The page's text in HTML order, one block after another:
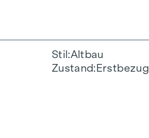
Stil Altbau
Zustand Erstbezug